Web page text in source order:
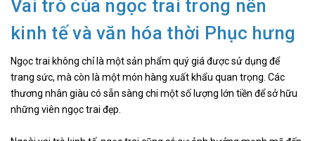
Vai trò của ngọc trai trong nền
kinh tế và văn hóa thời Phục hưng
Ngọc trai không chỉ là một sản phẩm quý giá được sử dụng để
trang sức, mà còn là một món hàng xuất khẩu quan trọng. Các
thương nhân giàu có sẵn sàng chi một số lượng lớn tiền để sở hữu
những viên ngọc trai đẹp.